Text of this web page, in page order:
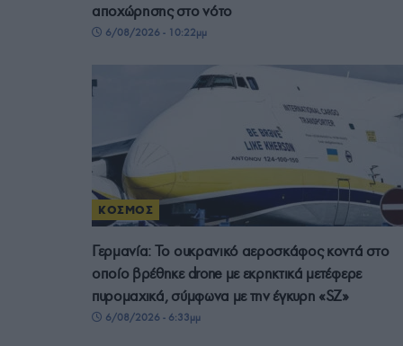
αποχώρησης στο νότο
6/08/2026 - 10:22μμ
ΚΟΣΜΟΣ
Γερμανία: Το ουκρανικό αεροσκάφος κοντά στο
οποίο βρέθηκε drone με εκρηκτικά μετέφερε
πυρομαχικά, σύμφωνα με την έγκυρη «SZ»
6/08/2026 - 6:33μμ